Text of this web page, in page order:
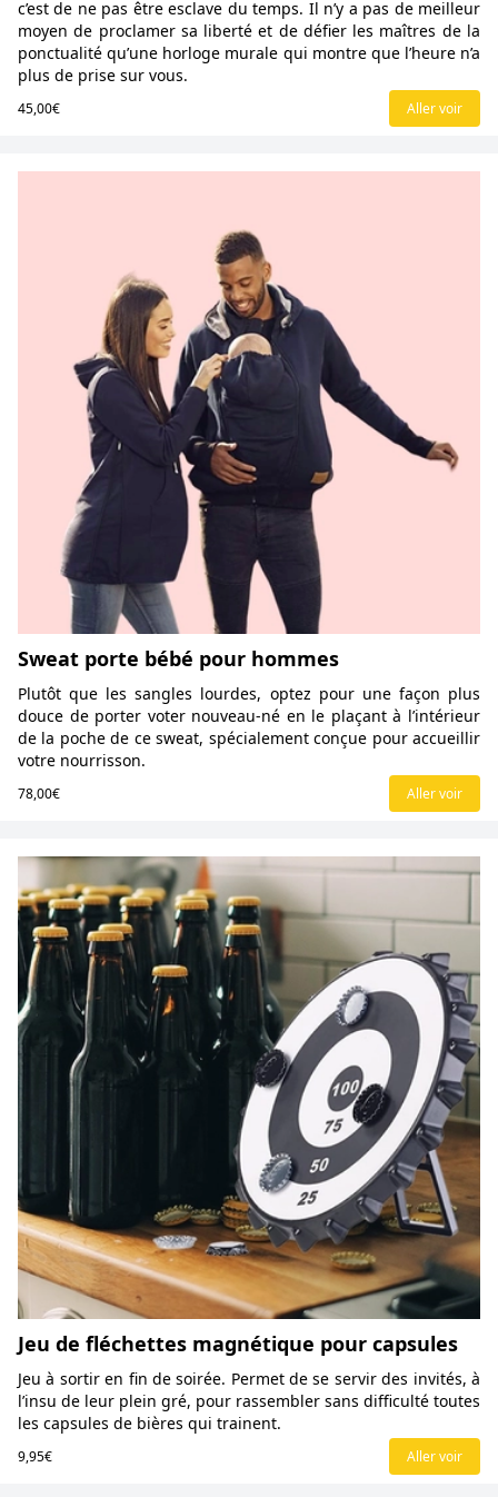
c’est de ne pas être esclave du temps. Il n’y a pas de meilleur
moyen de proclamer sa liberté et de défier les maîtres de la
ponctualité qu’une horloge murale qui montre que l’heure n’a
plus de prise sur vous.
45,00€ Aller voir
Sweat porte bébé pour hommes
Plutôt que les sangles lourdes, optez pour une façon plus
douce de porter voter nouveau-né en le plaçant à l’intérieur
de la poche de ce sweat, spécialement conçue pour accueillir
votre nourrisson.
78,00€ Aller voir
Jeu de fléchettes magnétique pour capsules
Jeu à sortir en fin de soirée. Permet de se servir des invités, à
l’insu de leur plein gré, pour rassembler sans difficulté toutes
les capsules de bières qui trainent.
9,95€ Aller voir